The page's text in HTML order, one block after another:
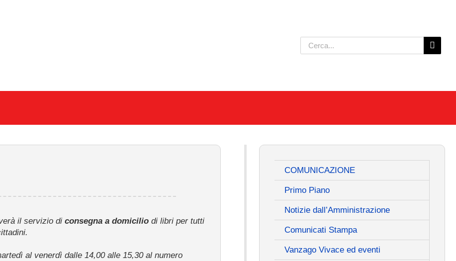
Cerca
per:
il servizio di consegna a domiciliodi libri per tutti
al venerdì dalle 14,00 alle 15,30 al numero
COMUNICAZIONE
Primo Piano
Notizie dall’Amministrazione
Comunicati Stampa
Vanzago Vivace ed eventi